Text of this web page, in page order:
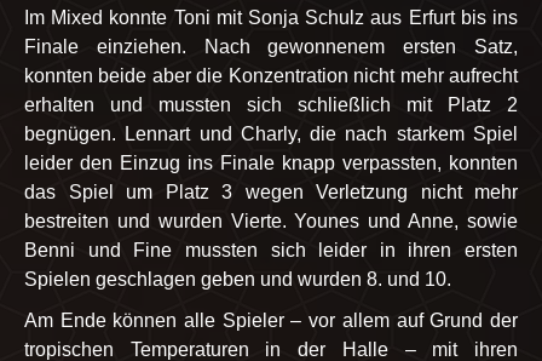
Im Mixed konnte Toni mit Sonja Schulz aus Erfurt bis ins
Finale einziehen. Nach gewonnenem ersten Satz,
konnten beide aber die Konzentration nicht mehr aufrecht
erhalten und mussten sich schließlich mit Platz 2
begnügen. Lennart und Charly, die nach starkem Spiel
leider den Einzug ins Finale knapp verpassten, konnten
das Spiel um Platz 3 wegen Verletzung nicht mehr
bestreiten und wurden Vierte. Younes und Anne, sowie
Benni und Fine mussten sich leider in ihren ersten
Spielen geschlagen geben und wurden 8. und 10.
Am Ende können alle Spieler – vor allem auf Grund der
tropischen Temperaturen in der Halle – mit ihren